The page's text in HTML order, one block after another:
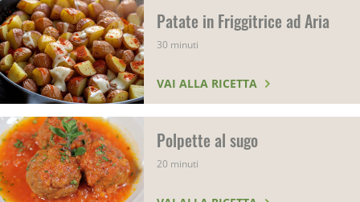
Patate in Friggitrice ad Aria
30 minuti
VAI ALLA RICETTA
Polpette al sugo
20 minuti